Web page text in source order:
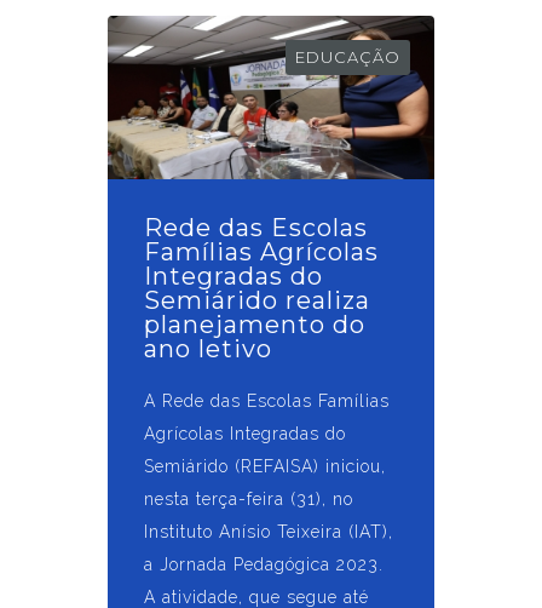
EDUCAÇÃO
Rede das Escolas
Famílias Agrícolas
Integradas do
Semiárido realiza
planejamento do
ano letivo
A Rede das Escolas Famílias
Agrícolas Integradas do
Semiárido (REFAISA) iniciou,
nesta terça-feira (31), no
Instituto Anísio Teixeira (IAT),
a Jornada Pedagógica 2023.
A atividade, que segue até